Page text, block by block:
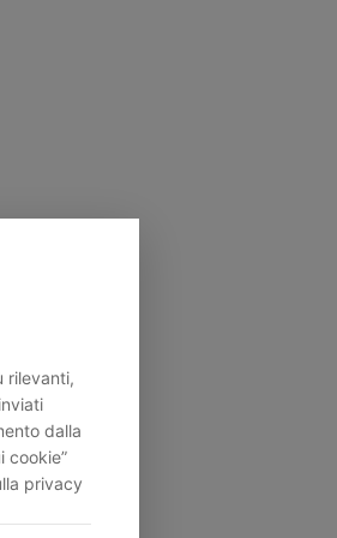
rilevanti,
dalla
cookie”
privacy